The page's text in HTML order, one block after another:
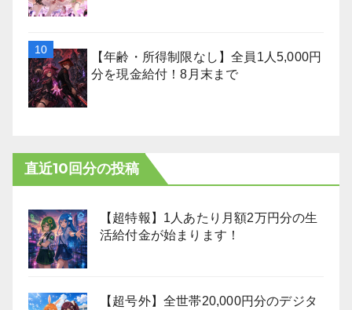
【年齢・所得制限なし】全員1人5,000円
分を現金給付！8月末まで
直近10回分の投稿
【超特報】1人あたり月額2万円分の生
活給付金が始まります！
【超号外】全世帯20,000円分のデジタ